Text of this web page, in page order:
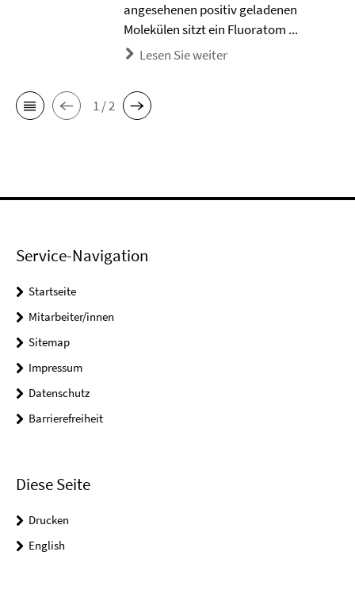
angesehenen positiv geladenen
Molekülen sitzt ein Fluoratom ...
Lesen Sie weiter
1 / 2
Service-Navigation
Startseite
Mitarbeiter/innen
Sitemap
Impressum
Datenschutz
Barrierefreiheit
Diese Seite
Drucken
English